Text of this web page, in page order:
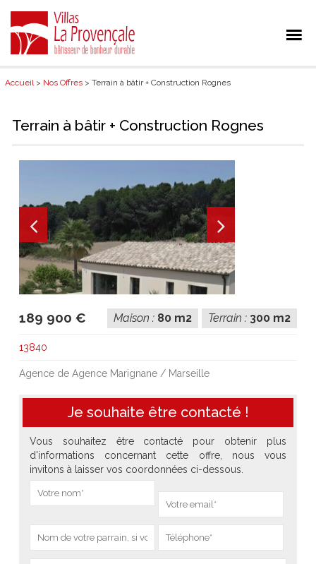
Accueil> Nos Offres > Terrain à bâtir + Construction Rognes
Terrain à bâtir + Construction Rognes
189 900 € Terrain : 300 m2
Maison : 80 m2
13840
Agence de Agence Marignane / Marseille
Je souhaite être contacté !
Vous souhaitez être contacté pour obtenir plus
d'informations concernant cette offre, nous vous
invitons à laisser vos coordonnées ci-dessous.